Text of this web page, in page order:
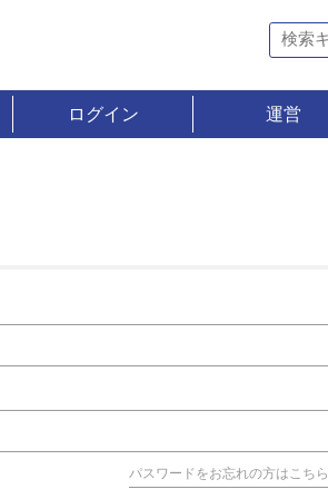
ログイン 運営
パスワードをお忘れの方はこちら